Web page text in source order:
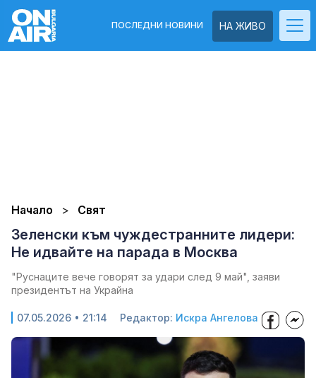
НА ЖИВО
ПОСЛЕДНИ НОВИНИ
Начало Свят
Зеленски към чуждестранните лидери:
Не идвайте на парада в Москва
"Руснаците вече говорят за удари след 9 май", заяви
президентът на Украйна
07.05.2026 • 21:14 Редактор: Искра Ангелова